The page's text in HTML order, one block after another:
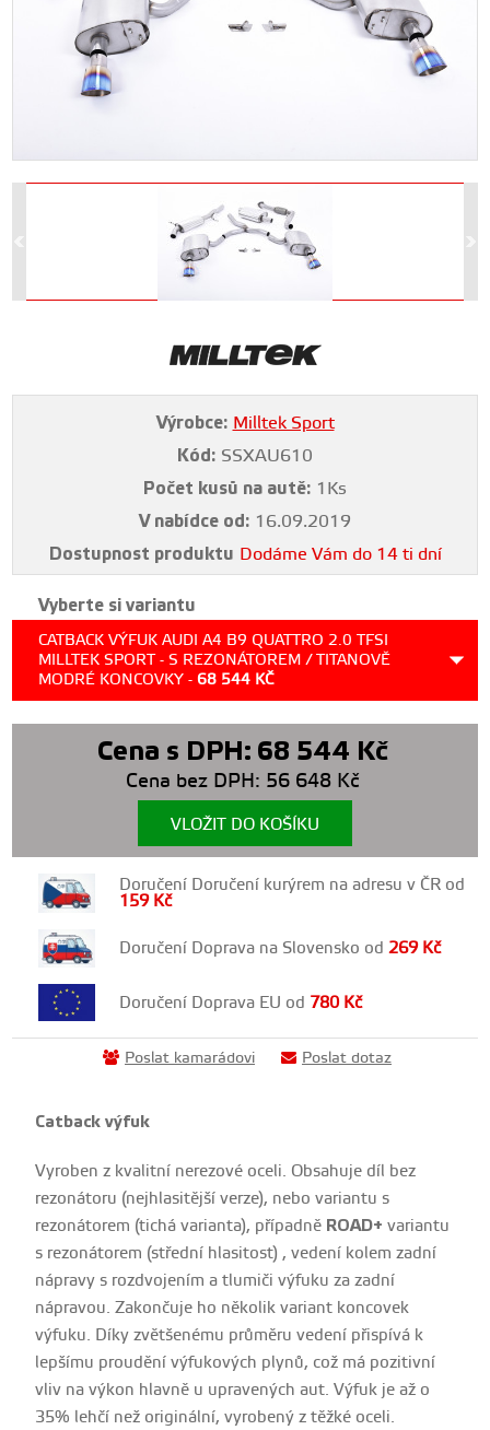
Výrobce: Milltek Sport
Kód: SSXAU610
Počet kusů na autě: 1Ks
V nabídce od: 16.09.2019
Dostupnost produktu Dodáme Vám do 14 ti dní
Vyberte si variantu
CATBACK VÝFUK AUDI A4 B9 QUATTRO 2.0 TFSI
MILLTEK SPORT - S REZONÁTOREM / TITANOVĚ
MODRÉ KONCOVKY -68 544 KČ
Cena s DPH: 68 544 Kč
Cena bez DPH: 56 648 Kč
VLOŽIT DO KOŠÍKU
Doručení Doručení kurýrem na adresu v ČR od
159 Kč
Doručení Doprava na Slovensko od269 Kč
Doručení Doprava EU od 780 Kč
Poslat kamarádovi Poslat dotaz
Catback výfuk
Vyroben z kvalitní nerezové oceli. Obsahuje díl bez
rezonátoru (nejhlasitější verze), nebo variantu s
rezonátorem (tichá varianta), případně ROAD+ variantu
s rezonátorem (střední hlasitost) , vedení kolem zadní
nápravy s rozdvojením a tlumiči výfuku za zadní
nápravou. Zakončuje ho několik variant koncovek
výfuku. Díky zvětšenému průměru vedení přispívá k
lepšímu proudění výfukových plynů, což má pozitivní
vliv na výkon hlavně u upravených aut. Výfuk je až o
35% lehčí než originální, vyrobený z těžké oceli.